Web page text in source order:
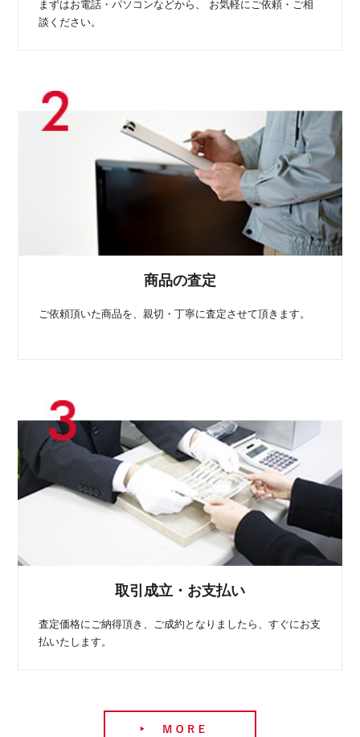
まずはお電話・パソコンなどから、
お気軽にご依頼・ご相
談ください。
商品の査定
ご依頼頂いた商品を、親切・丁寧に査定させて頂きます。
取引成立・お支払い
査定価格にご納得頂き、ご成約となりましたら、すぐにお支
払いたします。